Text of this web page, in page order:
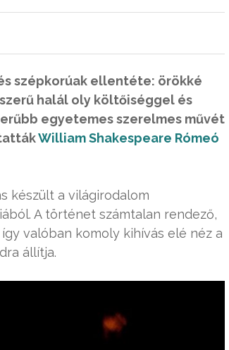
szépkorúak ellentéte: örökké
halál oly költőiséggel és
egyetemes szerelmes művét
William Shakespeare Rómeó
készült a világirodalom
A történet számtalan rendező,
valóban komoly kihívás elé néz a
állítja.